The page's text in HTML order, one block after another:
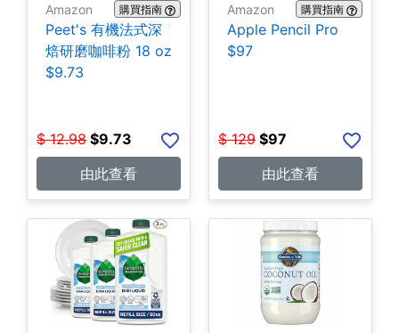
Amazon 購買指南
Peet's 有機法式深
焙研磨咖啡粉 18 oz
$9.73
$ 12.98 $9.73
由此查看
Amazon 購買指南
Apple Pencil Pro
$97
$ 129 $97
由此查看